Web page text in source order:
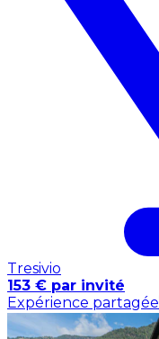
Tresivio
153 € par invité
Expérience partagée